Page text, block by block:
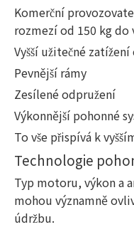
Komerční
rozmezí od 150 kg do
Vyšší užitečné
Pevnější rámy
Zesílené odpružení
Výkonnější pohonné
To vše přispívá k
Technologie
Typ motoru, výkon a
mohou významně
údržbu.